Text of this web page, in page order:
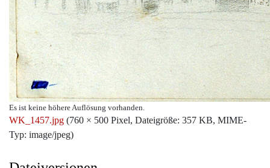
Es ist keine höhere Auflösung vorhanden.
WK_1457.jpg (760 × 500 Pixel, Dateigröße: 357 KB, MIME-
Typ: image/jpeg)